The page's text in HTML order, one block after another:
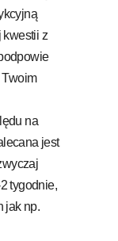
kwestii z
na
jest
tygodnie,
jak np.